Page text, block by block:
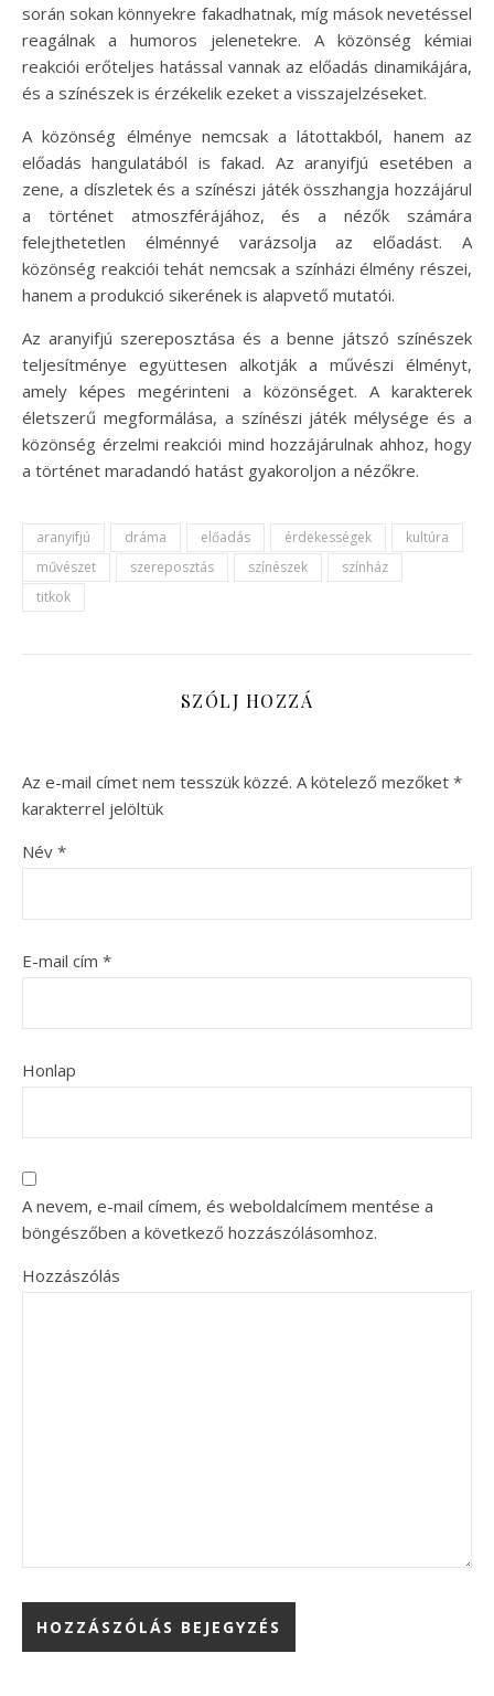
során sokan könnyekre fakadhatnak, míg mások nevetéssel
reagálnak a humoros jelenetekre. A közönség kémiai
reakciói erőteljes hatással vannak az előadás dinamikájára,
és a színészek is érzékelik ezeket a visszajelzéseket.
A közönség élménye nemcsak a látottakból, hanem az
előadás hangulatából is fakad. Az aranyifjú esetében a
zene, a díszletek és a színészi játék összhangja hozzájárul
a történet atmoszférájához, és a nézők számára
felejthetetlen élménnyé varázsolja az előadást. A
közönség reakciói tehát nemcsak a színházi élmény részei,
hanem a produkció sikerének is alapvető mutatói.
Az aranyifjú szereposztása és a benne játszó színészek
teljesítménye együttesen alkotják a művészi élményt,
amely képes megérinteni a közönséget. A karakterek
életszerű megformálása, a színészi játék mélysége és a
közönség érzelmi reakciói mind hozzájárulnak ahhoz, hogy
a történet maradandó hatást gyakoroljon a nézőkre.
aranyifjú dráma előadás érdekességek
kultúra
művészet
szereposztás színészek
színház
titkok
SZÓLJ HOZZÁ
Az e-mail címet nem tesszük közzé. A kötelező mezőket *
karakterrel jelöltük
Név *
E-mail cím *
Honlap
A nevem, e-mail címem, és weboldalcímem mentése a
böngészőben a következő hozzászólásomhoz.
Hozzászólás